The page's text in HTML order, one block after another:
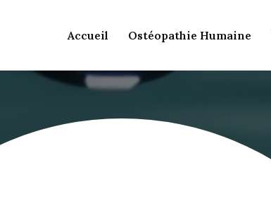
Accueil
Ostéopathie Humaine